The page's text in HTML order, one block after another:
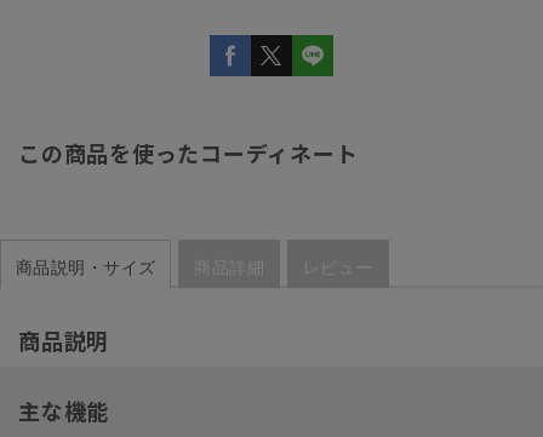
この商品を使ったコーディネート
商品説明・サイズ 商品詳細 レビュー
商品説明
主な機能